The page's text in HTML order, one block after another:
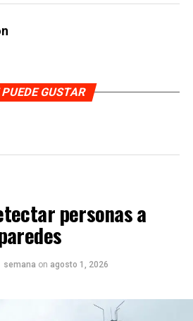
PUEDE GUSTAR
personas a
semana on agosto 1, 2026